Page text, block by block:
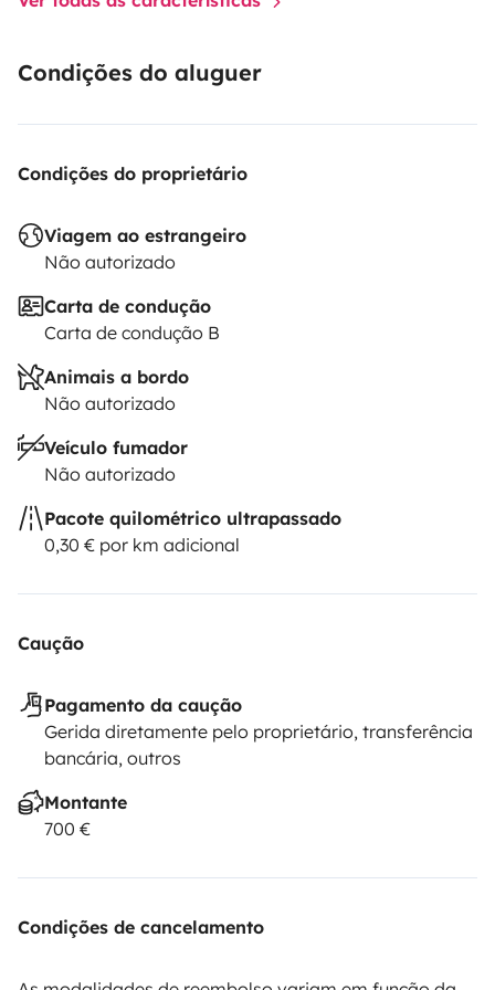
Condições do aluguer
Condições do proprietário
Viagem ao estrangeiro
Não autorizado
Carta de condução
Carta de condução B
Animais a bordo
Não autorizado
Veículo fumador
Não autorizado
Pacote quilométrico ultrapassado
0,30 € por km adicional
Caução
Pagamento da caução
Gerida diretamente pelo proprietário, transferência
bancária, outros
Montante
700 €
Condições de cancelamento